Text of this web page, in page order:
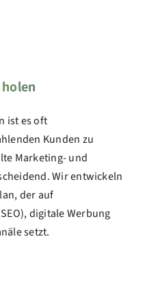
ist es oft
Kunden zu
Marketing- und
Wir entwickeln
der auf
digitale Werbung
setzt.